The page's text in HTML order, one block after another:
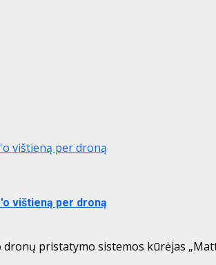
vištieną per droną
vištieną per droną
pristatymo sistemos kūrėjas